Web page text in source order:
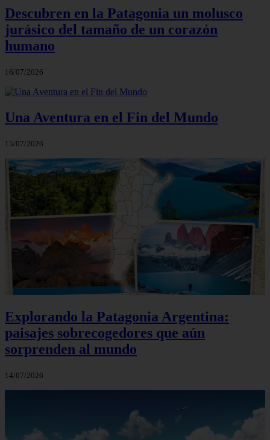
Descubren en la Patagonia un molusco
jurásico del tamaño de un corazón
humano
16/07/2026
Una Aventura en el Fin del Mundo
15/07/2026
Explorando la Patagonia Argentina:
paisajes sobrecogedores que aún
sorprenden al mundo
14/07/2026